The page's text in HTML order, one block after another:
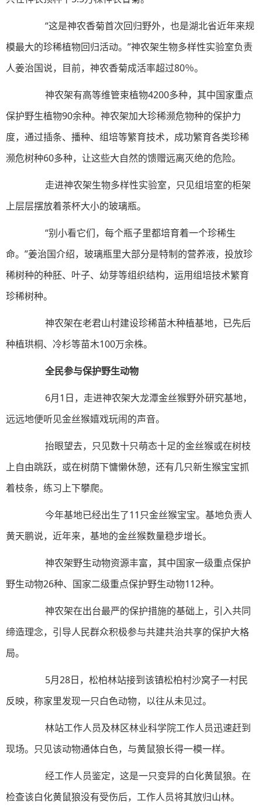
“这是神农香菊首次回归野外，也是湖北省近年来规
模最大的珍稀植物回归活动。”神农架生物多样性实验室负责
人姜治国说，目前，神农香菊成活率超过80％。
神农架有高等维管束植物4200多种，其中国家重点
保护野生植物90余种。神农架加大珍稀濒危物种的保护力
度，通过插条、播种、组培等繁育技术，成功繁育各类珍稀
濒危树种60多种，让这些大自然的馈赠远离灭绝的危险。
走进神农架生物多样性实验室，只见组培室的柜架
上层层摆放着茶杯大小的玻璃瓶。
“别小看它们，每个瓶子里都培育着一个珍稀生
命。”姜治国介绍，玻璃瓶里大部分是特制的营养液，投放珍
稀树种的种胚、叶子、幼芽等组织结构，运用组培技术繁育
珍稀树种。
神农架在老君山村建设珍稀苗木种植基地，已先后
种植珙桐、冷杉等苗木100万余株。
全民参与保护野生动物
6月1日，走进神农架大龙潭金丝猴野外研究基地，
远远地便听见金丝猴嬉戏玩闹的声音。
抬眼望去，只见数十只萌态十足的金丝猴或在树枝
上自由跳跃，或在树荫下慵懒休憩，还有几只新生猴宝宝抓
着枝条，练习上下攀爬。
今年基地已经出生了11只金丝猴宝宝。基地负责人
黄天鹏说，近年来，基地的金丝猴数量稳步增长。
神农架野生动物资源丰富，其中国家一级重点保护
野生动物26种、国家二级重点保护野生动物112种。
神农架在出台最严的保护措施的基础上，引入共同
缔造理念，引导人民群众积极参与共建共治共享的保护大格
局。
5月28日，松柏林站接到该镇松柏村沙窝子一村民
反映，称家里发现一只白色动物，以往从未见过。
林站工作人员及林区林业科学院工作人员迅速赶到
现场。只见该动物通体白色，与黄鼠狼长得一模一样。
经工作人员鉴定，这是一只变异的白化黄鼠狼。在
检查该白化黄鼠狼没有受伤后，工作人员将其放归山林。